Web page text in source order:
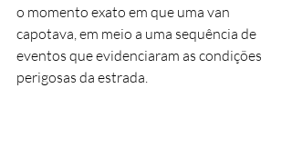
o momento exato em que uma van
capotava, em meio a uma sequência de
eventos que evidenciaram as condições
perigosas da estrada.